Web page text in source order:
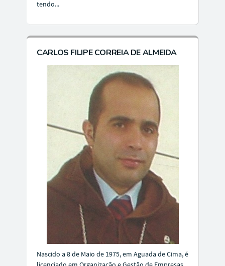
tendo...
CARLOS FILIPE CORREIA DE ALMEIDA
Nascido a 8 de Maio de 1975, em Aguada de Cima, é